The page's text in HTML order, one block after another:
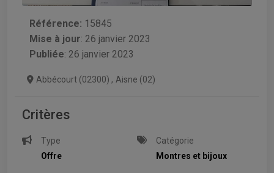
Référence: 15845
Mise à jour: 26 janvier 2023
Publiée: 26 janvier 2023
Abbécourt (02300) , Aisne (02)
Critères
Type
Offre
Catégorie
Montres et bijoux